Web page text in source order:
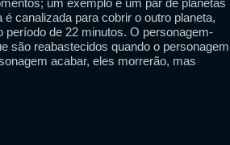
um exemplo é um par de planetas
canalizada para cobrir o outro planeta,
de 22 minutos. O personagem-
são reabastecidos quando o personagem
acabar, eles morrerão, mas